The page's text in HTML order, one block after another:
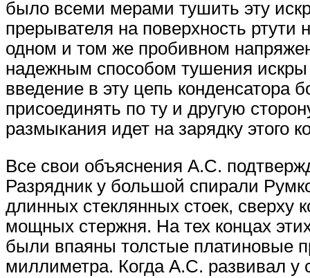
было всеми мерами тушить эту
прерывателя на поверхность
одном и том же пробивном
надежным способом тушения
введение в эту цепь конденсатора
присоединять по ту и другую
размыкания идет на зарядку этого
Все свои объяснения А.С.
Разрядник у большой спирали
длинных стеклянных стоек, сверху
мощных стержня. На тех концах
были впаяны толстые платиновые
миллиметра. Когда А.С. развивал